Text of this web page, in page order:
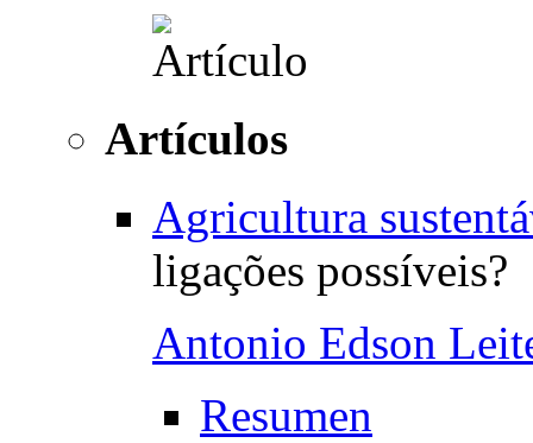
Artículos
Agricultura
ligações possíveis?
Antonio Edson
Resumen